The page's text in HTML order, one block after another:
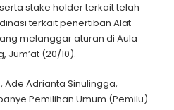
stake holder terkait telah
terkait penertiban Alat
melanggar aturan di Aula
Jum’at (20/10).
Ade Adrianta Sinulingga,
Pemilihan Umum (Pemilu)